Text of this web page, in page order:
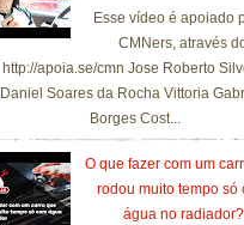
Esse vídeo é apoiado
CMNers, através
http://apoia.se/cmn Jose Roberto
Daniel Soares da Rocha Vittoria
Borges Cost...
O que fazer com um
rodou muito tempo só
água no radiador?